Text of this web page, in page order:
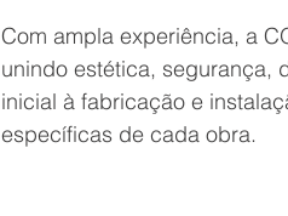
Com ampla experiência, a
unindo estética, segurança,
inicial à fabricação e
específicas de cada obra.